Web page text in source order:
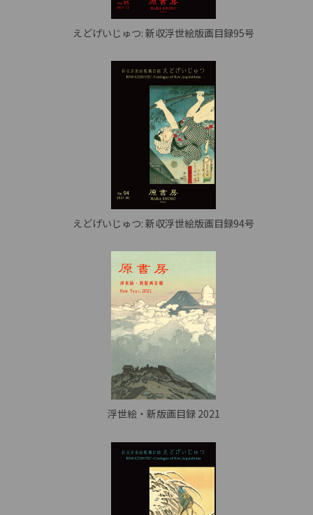
えどげいじゅつ: 新収浮世絵版画目録95号
えどげいじゅつ: 新収浮世絵版画目録94号
浮世絵・新版画目録 2021